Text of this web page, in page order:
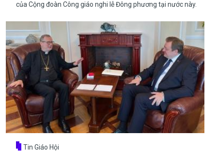
của Cộng đoàn Công giáo nghi lễ Đông phương tại nước này.
Tin Giáo Hội